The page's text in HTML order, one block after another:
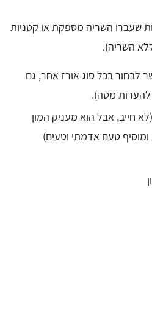
שעברו השריה מספקת או קטניות
השריה).
לבחור בכל סוג אורז אחר, גם
להערות מטה).
חייב, אבל הוא מעניק המון
טעם אדמתי וטעים)